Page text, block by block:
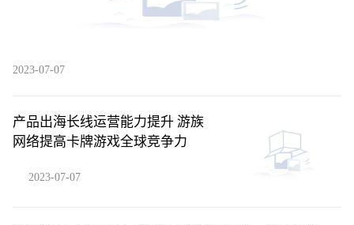
2023-07-07
产品出海长线运营能力提升 游族
网络提高卡牌游戏全球竞争力
2023-07-07